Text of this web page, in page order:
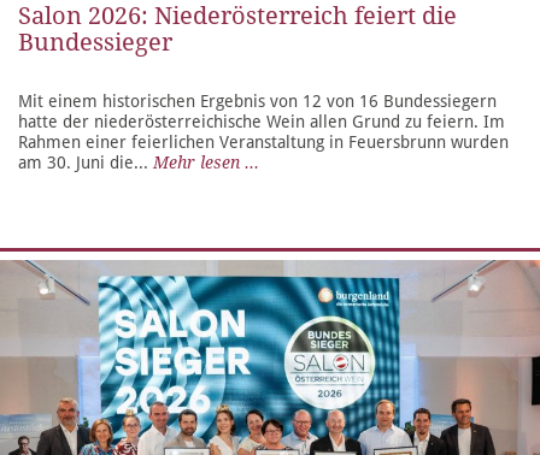
Salon 2026: Niederösterreich feiert die
Bundessieger
Mit einem historischen Ergebnis von 12 von 16 Bundessiegern
hatte der niederösterreichische Wein allen Grund zu feiern. Im
Rahmen einer feierlichen Veranstaltung in Feuersbrunn wurden
am 30. Juni die...Mehr lesen ...